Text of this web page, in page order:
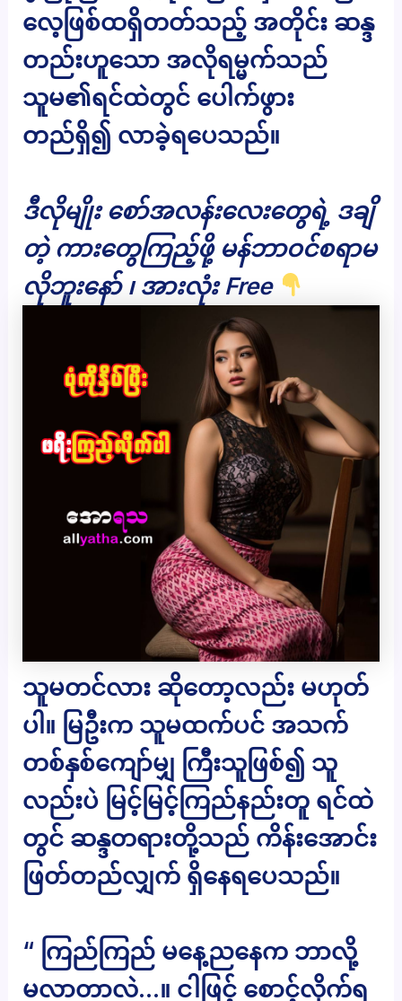
လေ့ဖြစ်ထရှိတတ်သည့် အတိုင်း ဆန္ဒ
တည်းဟူသော အလိုရမ္မက်သည်
သူမ၏ရင်ထဲတွင် ပေါက်ဖွား
တည်ရှိ၍ လာခဲ့ရပေသည်။
ဒီလိုမျိုး စော်အလန်းလေးတွေရဲ့ ဒချိ
တဲ့ ကားတွေကြည့်ဖို့ မန်ဘာဝင်စရာမ
လိုဘူးနော် ၊ အားလုံး Free
သူမတင်လား ဆိုတော့လည်း မဟုတ်
ပါ။ မြဦးက သူမထက်ပင် အသက်
တစ်နှစ်ကျော်မျှ ကြီးသူဖြစ်၍ သူ
လည်းပဲ မြင့်မြင့်ကြည်နည်းတူ ရင်ထဲ
တွင် ဆန္ဒတရားတို့သည် ကိန်းအောင်း
ဖြတ်တည်လျှက် ရှိနေရပေသည်။
“ ကြည်ကြည် မနေ့ညနေက ဘာလို့
မလာတာလဲ…။ ငါဖြင့် စောင့်လိုက်ရ